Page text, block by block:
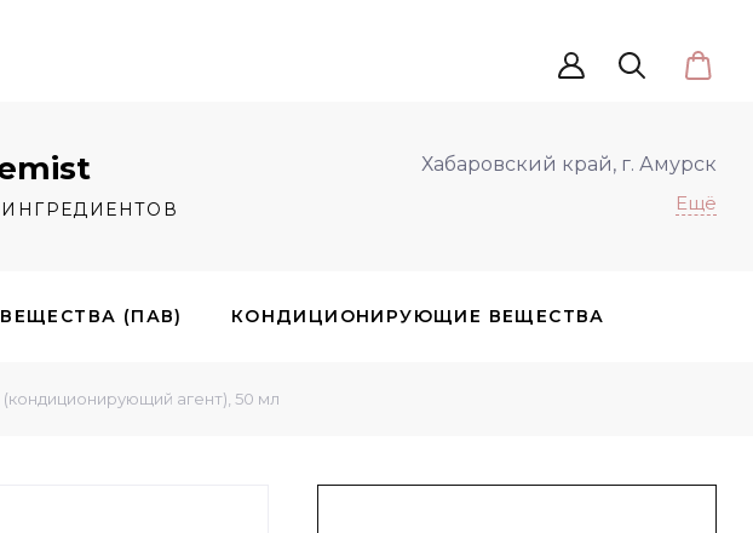
Хабаровский край, г. Амурск
Ещё
(ПАВ) КОНДИЦИОНИРУЮЩИЕ ВЕЩЕСТВА
ГЕЛЕОБРАЗОВАТЕЛИ/ ЗАГУСТИТЕЛИ
агент), 50 мл